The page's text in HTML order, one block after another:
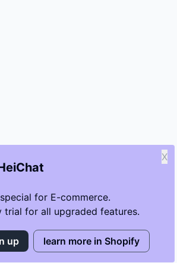
for E-commerce.
trial for all upgraded features.
X
up learn more in Shopify
Inc. All rights reserved.
that want faster answers and cleaner